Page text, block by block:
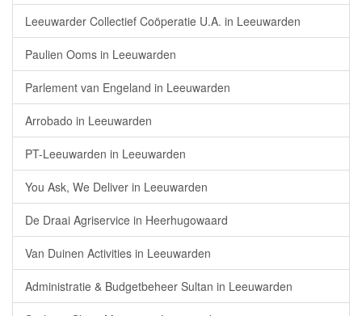
Leeuwarder Collectief Coöperatie U.A. in Leeuwarden
Paulien Ooms in Leeuwarden
Parlement van Engeland in Leeuwarden
Arrobado in Leeuwarden
PT-Leeuwarden in Leeuwarden
You Ask, We Deliver in Leeuwarden
De Draai Agriservice in Heerhugowaard
Van Duinen Activities in Leeuwarden
Administratie & Budgetbeheer Sultan in Leeuwarden